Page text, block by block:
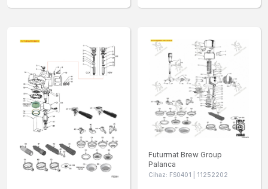
Futurmat Brew Group
Palanca
Cihaz: FS0401 | 11252202